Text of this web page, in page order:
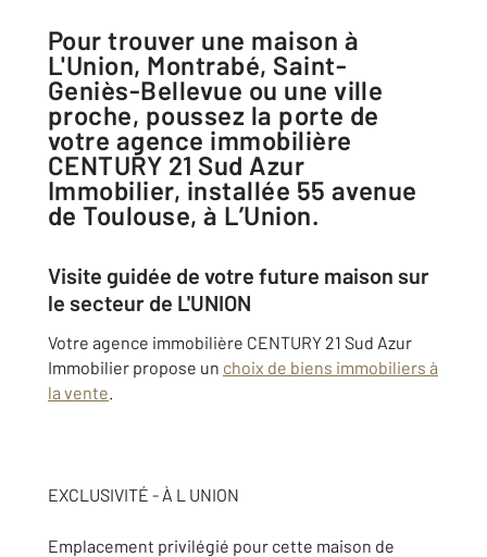
Pour trouver une maison à
L'Union, Montrabé, Saint-
Geniès-Bellevue ou une ville
proche, poussez la porte de
votre agence immobilière
CENTURY 21 Sud Azur
Immobilier, installée 55 avenue
de Toulouse, à L’Union.
Visite guidée de votre future maison sur
le secteur de L'UNION
Votre agence immobilière CENTURY 21 Sud Azur
Immobilier propose un choix de biens immobiliers à
la vente.
EXCLUSIVITÉ - À L UNION
Emplacement privilégié pour cette maison de